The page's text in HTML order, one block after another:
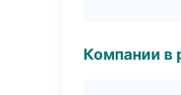
Компании в